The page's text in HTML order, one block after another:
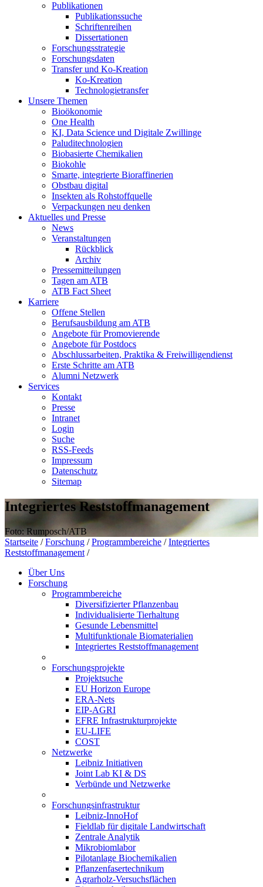
Publikationen
Publikationssuche
Schriftenreihen
Dissertationen
Forschungsstrategie
Forschungsdaten
Transfer und Ko-Kreation
Ko-Kreation
Technologietransfer
Unsere Themen
Bioökonomie
One Health
KI, Data Science und Digitale Zwillinge
Paluditechnologien
Biobasierte Chemikalien
Biokohle
Smarte, integrierte Bioraffinerien
Obstbau digital
Insekten als Rohstoffquelle
Verpackungen neu denken
Aktuelles und Presse
News
Veranstaltungen
Rückblick
Archiv
Pressemitteilungen
Tagen am ATB
ATB Fact Sheet
Karriere
Offene Stellen
Berufsausbildung am ATB
Angebote für Promovierende
Angebote für Postdocs
Abschlussarbeiten, Praktika & Freiwilligendienst
Erste Schritte am ATB
Alumni Netzwerk
Services
Kontakt
Presse
Intranet
Login
Suche
RSS-Feeds
Impressum
Datenschutz
Sitemap
Integriertes Reststoffmanagement
Foto: Rumposch/ATB
Startseite / Forschung / Programmbereiche / Integriertes
Reststoffmanagement /
Über Uns
Forschung
Programmbereiche
Diversifizierter Pflanzenbau
Individualisierte Tierhaltung
Gesunde Lebensmittel
Multifunktionale Biomaterialien
Integriertes Reststoffmanagement
Forschungsprojekte
Projektsuche
EU Horizon Europe
ERA-Nets
EIP-AGRI
EFRE Infrastrukturprojekte
EU-LIFE
COST
Netzwerke
Leibniz Initiativen
Joint Lab KI & DS
Verbünde und Netzwerke
Forschungsinfrastruktur
Leibniz-InnoHof
Fieldlab für digitale Landwirtschaft
Zentrale Analytik
Mikrobiomlabor
Pilotanlage Biochemikalien
Pflanzenfasertechnikum
Agrarholz-Versuchsflächen